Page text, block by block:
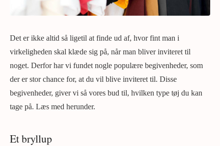
Det er ikke altid så ligetil at finde ud af, hvor fint man i
virkeligheden skal klæde sig på, når man bliver inviteret til
noget. Derfor har vi fundet nogle populære begivenheder, som
der er stor chance for, at du vil blive inviteret til. Disse
begivenheder, giver vi så vores bud til, hvilken type tøj du kan
tage på. Læs med herunder.
Et bryllup